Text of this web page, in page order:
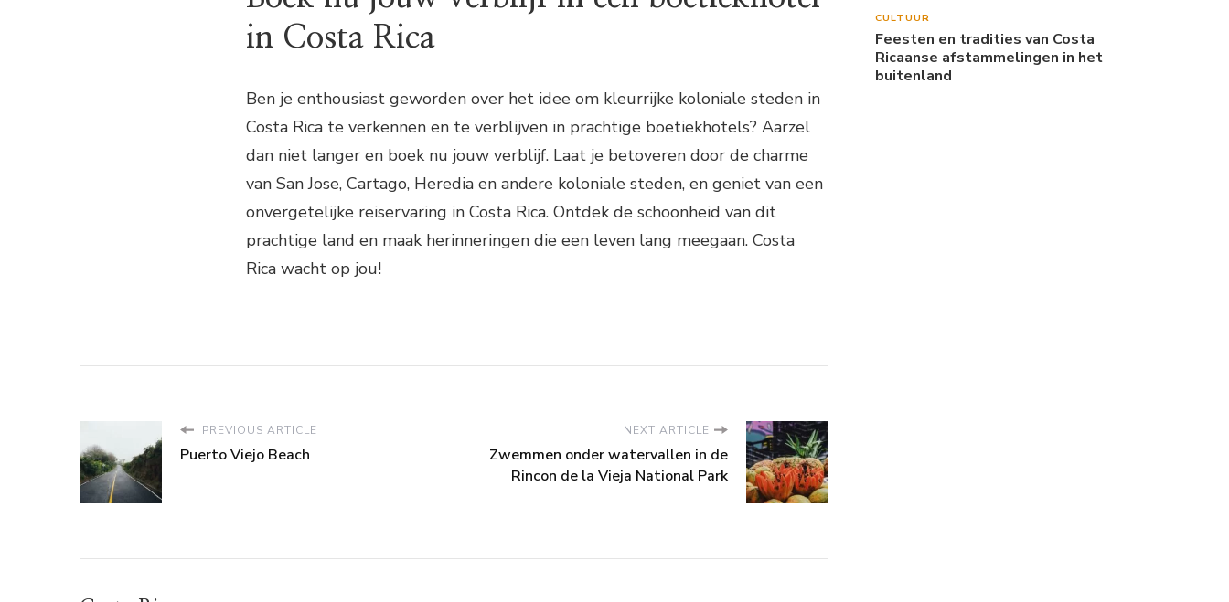
in Costa Rica
Ben je enthousiast geworden over het idee om kleurrijke koloniale steden in
Costa Rica te verkennen en te verblijven in prachtige boetiekhotels? Aarzel
dan niet langer en boek nu jouw verblijf. Laat je betoveren door de charme
van San Jose, Cartago, Heredia en andere koloniale steden, en geniet van een
onvergetelijke reiservaring in Costa Rica. Ontdek de schoonheid van dit
prachtige land en maak herinneringen die een leven lang meegaan. Costa
Rica wacht op jou!
PREVIOUS ARTICLE
Puerto Viejo Beach
NEXT ARTICLE
Zwemmen onder watervallen in de
Rincon de la Vieja National Park
CULTUUR
Feesten en tradities van Costa
Ricaanse afstammelingen in het
buitenland